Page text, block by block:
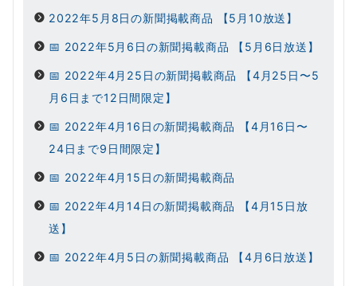
2022年5月8日の新聞掲載商品 【5月10放送】
📅 2022年5月6日の新聞掲載商品 【5月6日放送】
📅 2022年4月25日の新聞掲載商品 【4月25日〜5
月6日まで12日間限定】
📅 2022年4月16日の新聞掲載商品 【4月16日〜
24日まで9日間限定】
📅 2022年4月15日の新聞掲載商品
📅 2022年4月14日の新聞掲載商品 【4月15日放
送】
📅 2022年4月5日の新聞掲載商品 【4月6日放送】